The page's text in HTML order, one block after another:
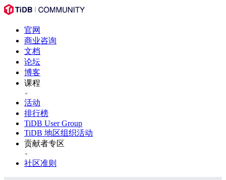
官网
商业咨询
文档
论坛
博客
课程
活动
排行榜
TiDB User Group
TiDB 地区组织活动
贡献者专区
社区准则